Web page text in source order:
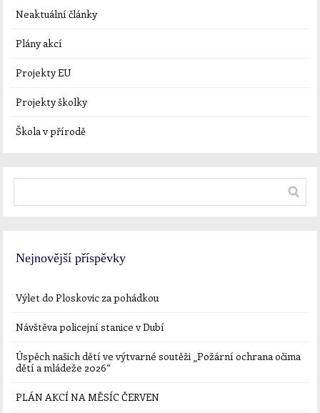
Neaktuální články
Plány akcí
Projekty EU
Projekty školky
Škola v přírodě
Nejnovější příspěvky
Výlet do Ploskovic za pohádkou
Návštěva policejní stanice v Dubí
Úspěch našich dětí ve výtvarné soutěži „Požární ochrana očima
dětí a mládeže 2026“
PLÁN AKCÍ NA MĚSÍC ČERVEN